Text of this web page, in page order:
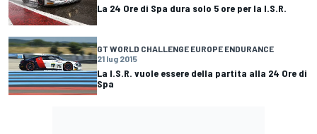
La 24 Ore di Spa dura solo 5 ore per la I.S.R.
GT WORLD CHALLENGE EUROPE ENDURANCE
21 lug 2015
La I.S.R. vuole essere della partita alla 24 Ore di
Spa